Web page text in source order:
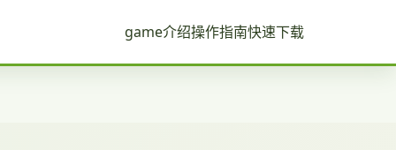
game介绍操作指南快速下载